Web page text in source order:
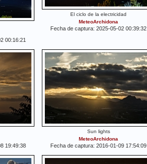
00:16:21
El ciclo de la electricidad
MeteoArchidona
Fecha de captura: 2025-05-02 00:39:32
19:49:38
Sun lights
MeteoArchidona
Fecha de captura: 2016-01-09 17:54:09